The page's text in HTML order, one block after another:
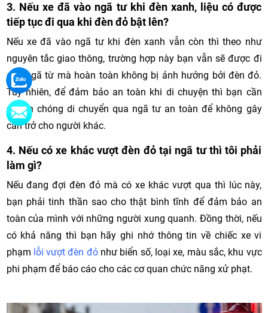
3. Nếu xe đã vào ngã tư khi đèn xanh, liệu có được
tiếp tục đi qua khi đèn đỏ bật lên?
Nếu xe đã vào ngã tư khi đèn xanh vẫn còn thì theo như
nguyên tắc giao thông, trường hợp này bạn vẫn sẽ được đi
qua ngã từ mà hoàn toàn không bị ảnh hưởng bởi đèn đỏ.
Tuy nhiên, để đảm bảo an toàn khi di chuyện thì bạn cần
nhanh chóng di chuyển qua ngã tư an toàn để không gây
cản trở cho người khác.
4. Nếu có xe khác vượt đèn đỏ tại ngã tư thì tôi phải
làm gì?
Nếu đang đợi đèn đỏ mà có xe khác vượt qua thì lúc này,
bạn phải tinh thần sao cho thật bình tĩnh để đảm bảo an
toàn của mình với những người xung quanh. Đồng thời, nếu
có khả năng thì bạn hãy ghi nhớ thông tin về chiếc xe vi
phạm lỗi vượt đèn đỏnhư biển số, loại xe, màu sắc, khu vực
phi phạm để báo cáo cho các cơ quan chức năng xử phạt.